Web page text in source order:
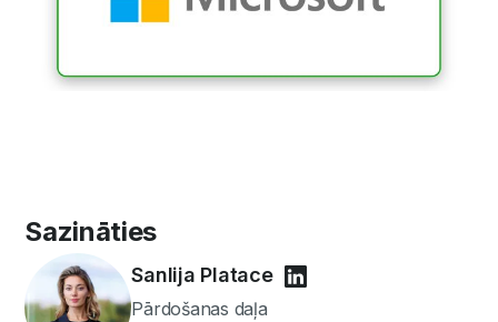
Sazināties
Sanlija Platace
Pārdošanas daļa